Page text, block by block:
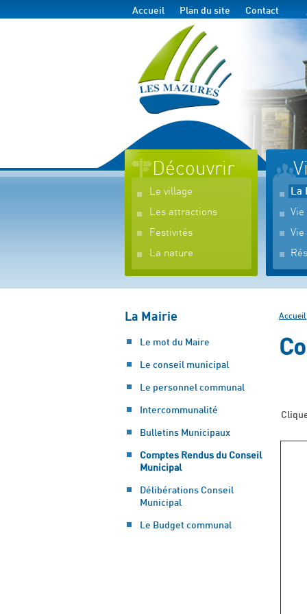
Accueil Plan du site Contact
Découvrir
Le village
Les attractions
Festivités
La nature
La
Vie
Vie
La Mairie
Le mot du Maire
Le conseil municipal
Le personnel communal
Intercommunalité
Bulletins Municipaux
Comptes Rendus du Conseil
Municipal
Délibérations Conseil
Municipal
Le Budget communal
Accueil